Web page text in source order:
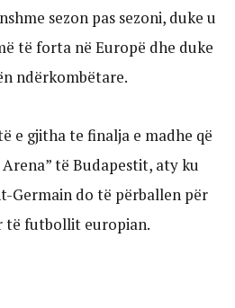
sezon pas sezoni, duke u
të forta në Europë dhe duke
ndërkombëtare.
e gjitha te finalja e madhe që
të Budapestit, aty ku
Germain do të përballen për
të futbollit europian.